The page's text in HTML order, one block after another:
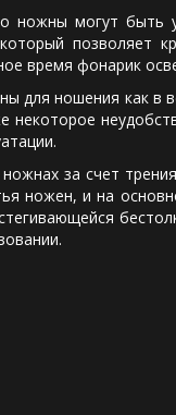
могут быть
позволяет
время фонарик
ношения как в
некоторое
за счет трения.
ножен, и на